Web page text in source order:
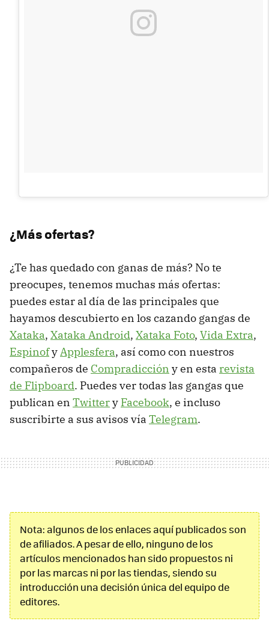
¿Más ofertas?
¿Te has quedado con ganas de más? No te
preocupes, tenemos muchas más ofertas:
puedes estar al día de las principales que
hayamos descubierto en los cazando gangas de
Xataka, Xataka Android, Xataka Foto, Vida Extra,
EspinofyApplesfera, así como con nuestros
compañeros de Compradicción y en esta revista
de Flipboard. Puedes ver todas las gangas que
publican en Twittery Facebook, e incluso
suscribirte a sus avisos vía Telegram.
Nota: algunos de los enlaces aquí publicados son
de afiliados. A pesar de ello, ninguno de los
artículos mencionados han sido propuestos ni
por las marcas ni por las tiendas, siendo su
introducción una decisión única del equipo de
editores.